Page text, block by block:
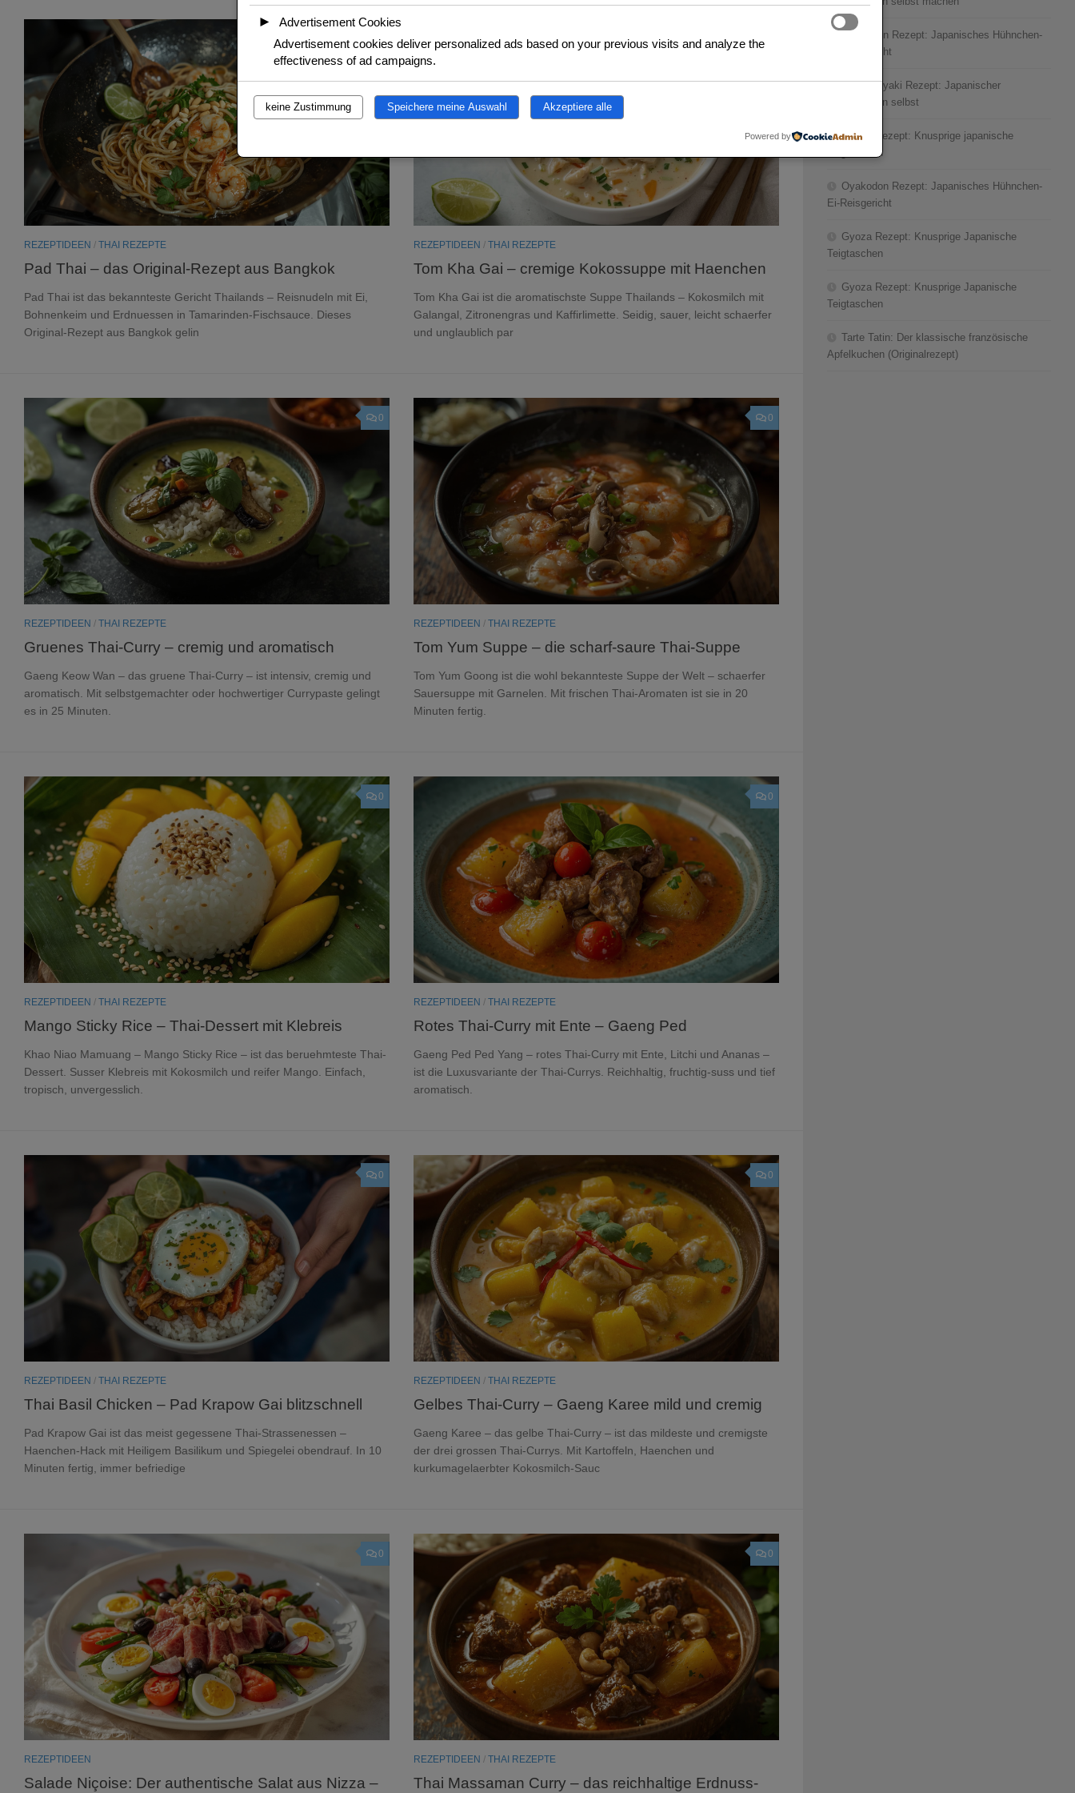
0
REZEPTIDEEN / THAI REZEPTE
Pad Thai – das Original-Rezept aus Bangkok
Pad Thai ist das bekannteste Gericht Thailands – Reisnudeln mit Ei,
Bohnenkeim und Erdnuessen in Tamarinden-Fischsauce. Dieses
Original-Rezept aus Bangkok gelin
REZEPTIDEEN / THAI REZEPTE
Tom Kha Gai – cremige Kokossuppe mit Haenchen
Tom Kha Gai ist die aromatischste Suppe Thailands – Kokosmilch mit
Galangal, Zitronengras und Kaffirlimette. Seidig, sauer, leicht schaerfer
und unglaublich par
0
REZEPTIDEEN / THAI REZEPTE
Gruenes Thai-Curry – cremig und aromatisch
Gaeng Keow Wan – das gruene Thai-Curry – ist intensiv, cremig und
aromatisch. Mit selbstgemachter oder hochwertiger Currypaste gelingt
es in 25 Minuten.
0
REZEPTIDEEN / THAI REZEPTE
Tom Yum Suppe – die scharf-saure Thai-Suppe
Tom Yum Goong ist die wohl bekannteste Suppe der Welt – schaerfer
Sauersuppe mit Garnelen. Mit frischen Thai-Aromaten ist sie in 20
Minuten fertig.
0
REZEPTIDEEN / THAI REZEPTE
Mango Sticky Rice – Thai-Dessert mit Klebreis
Khao Niao Mamuang – Mango Sticky Rice – ist das beruehmteste Thai-
Dessert. Susser Klebreis mit Kokosmilch und reifer Mango. Einfach,
tropisch, unvergesslich.
0
REZEPTIDEEN / THAI REZEPTE
Rotes Thai-Curry mit Ente – Gaeng Ped
Gaeng Ped Ped Yang – rotes Thai-Curry mit Ente, Litchi und Ananas –
ist die Luxusvariante der Thai-Currys. Reichhaltig, fruchtig-suss und tief
aromatisch.
0
REZEPTIDEEN / THAI REZEPTE
Thai Basil Chicken – Pad Krapow Gai blitzschnell
Pad Krapow Gai ist das meist gegessene Thai-Strassenessen –
Haenchen-Hack mit Heiligem Basilikum und Spiegelei obendrauf. In 10
Minuten fertig, immer befriedige
0
REZEPTIDEEN / THAI REZEPTE
Gelbes Thai-Curry – Gaeng Karee mild und cremig
Gaeng Karee – das gelbe Thai-Curry – ist das mildeste und cremigste
der drei grossen Thai-Currys. Mit Kartoffeln, Haenchen und
kurkumagelaerbter Kokosmilch-Sauc
0
REZEPTIDEEN
Salade Niçoise: Der authentische Salat aus Nizza –
0
REZEPTIDEEN / THAI REZEPTE
Thai Massaman Curry – das reichhaltige Erdnuss-
Oyakodon Rezept: Japanisches Hühnchen-
Ei-Reisgericht
Okonomiyaki Rezept: Japanischer
Pfannkuchen selbst
Gyoza Rezept: Knusprige japanische
Teigtaschen
Oyakodon Rezept: Japanisches Hühnchen-
Ei-Reisgericht
Gyoza Rezept: Knusprige Japanische
Teigtaschen
Gyoza Rezept: Knusprige Japanische
Teigtaschen
Tarte Tatin: Der klassische französische
Apfelkuchen (Originalrezept)
►
Advertisement Cookies
Advertisement cookies deliver personalized ads based on your previous visits and analyze the
effectiveness of ad campaigns.
keine Zustimmung Speichere meine Auswahl Akzeptiere alle
Powered by